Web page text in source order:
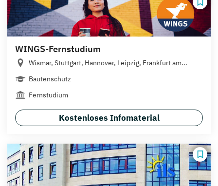
WINGS-Fernstudium
Wismar, Stuttgart, Hannover, Leipzig, Frankfurt am...
Bautenschutz
Fernstudium
Kostenloses Infomaterial